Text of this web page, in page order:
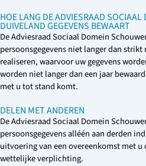
HOE LANG DE ADVIESRAAD
DUIVELAND GEGEVENS BEWAART
De Adviesraad Sociaal Domein
persoonsgegevens niet langer dan
realiseren, waarvoor uw gegevens
worden niet langer dan een jaar
met u tot stand komt.
DELEN MET ANDEREN
De Adviesraad Sociaal Domein
persoonsgegevens alléén aan derden
uitvoering van een overeenkomst met u
wettelijke verplichting.